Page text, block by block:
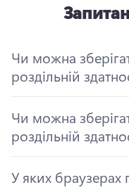
Чи можна
роздільній
Чи можна
роздільній
У яких